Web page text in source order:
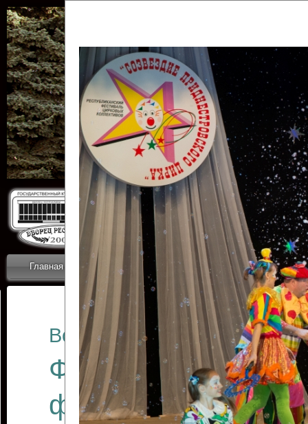
Главная Приветствие Коллективы Новости
ОТЧЕТЫ ГКЦ
Все отчеты
Финал
фестиваля